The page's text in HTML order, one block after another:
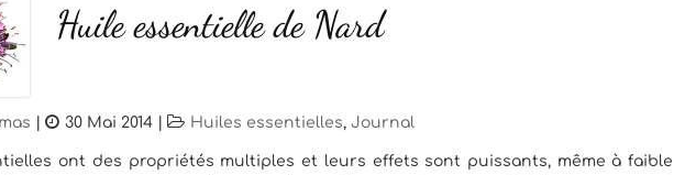
Huile essentielle de Nard
30 Mai 2014 Huiles essentielles, Journal
ont des propriétés multiples et leurs effets sont puissants, même à faible